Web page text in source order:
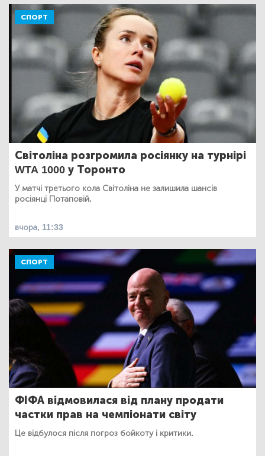
СПОРТ
Світоліна розгромила росіянку на турнірі
WTA 1000 у Торонто
У матчі третього кола Світоліна не залишила шансів
росіянці Потаповій.
вчора, 11:33
СПОРТ
ФІФА відмовилася від плану продати
частки прав на чемпіонати світу
Це відбулося після погроз бойкоту і критики.